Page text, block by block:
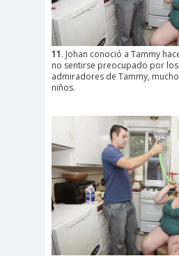
11. Johan conoció a Tammy
no sentirse preocupado por
admiradores de Tammy,
niños.